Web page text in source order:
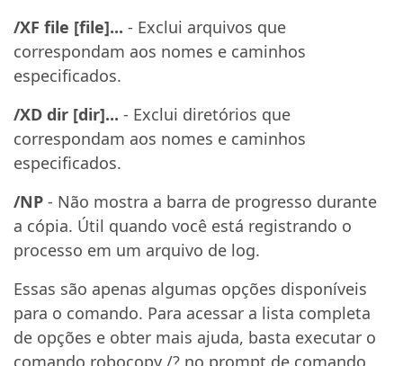
/XF file [file]... - Exclui arquivos que
correspondam aos nomes e caminhos
especificados.
/XD dir [dir]... - Exclui diretórios que
correspondam aos nomes e caminhos
especificados.
/NP - Não mostra a barra de progresso durante
a cópia. Útil quando você está registrando o
processo em um arquivo de log.
Essas são apenas algumas opções disponíveis
para o comando. Para acessar a lista completa
de opções e obter mais ajuda, basta executar o
comando robocopy /? no prompt de comando